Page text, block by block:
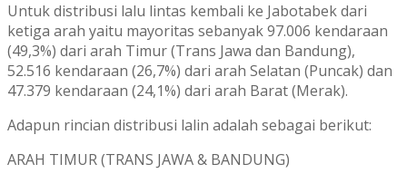
Untuk distribusi lalu lintas kembali ke Jabotabek dari
ketiga arah yaitu mayoritas sebanyak 97.006 kendaraan
(49,3%) dari arah Timur (Trans Jawa dan Bandung),
52.516 kendaraan (26,7%) dari arah Selatan (Puncak) dan
47.379 kendaraan (24,1%) dari arah Barat (Merak).
Adapun rincian distribusi lalin adalah sebagai berikut:
ARAH TIMUR (TRANS JAWA & BANDUNG)